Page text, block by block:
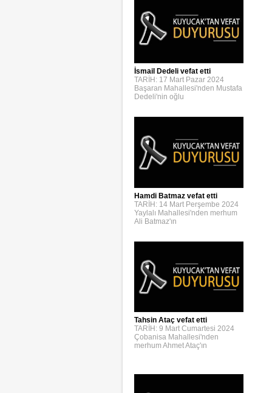
İsmail Dedeli vefat etti
TARİH: 17 Mart Pazar 2024
Başaran Mahallesi'nden Mustafa
Dedeli'nin oğlu
Hamdi Batmaz vefat etti
TARİH: 14 Mart Perşembe 2024
Yaylalı Mahallesi'nden merhum
Ali Batmaz'ın
Tahsin Ataç vefat etti
TARİH: 9 Mart Cumartesi 2024
Çobanisa Mahallesi'nden
merhum Ahmet Ataç'ın